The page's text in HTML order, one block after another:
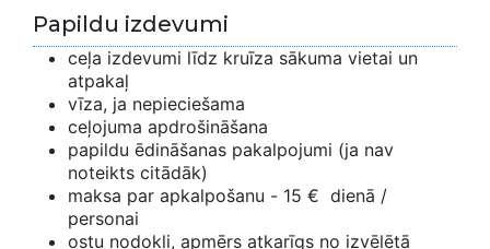
Papildu izdevumi
ceļa izdevumi līdz kruīza sākuma vietai un
atpakaļ
vīza, ja nepieciešama
ceļojuma apdrošināšana
papildu ēdināšanas pakalpojumi (ja nav
noteikts citādāk)
maksa par apkalpošanu - 15 € dienā /
personai
ostu nodokļi, apmērs atkarīgs no izvēlētā